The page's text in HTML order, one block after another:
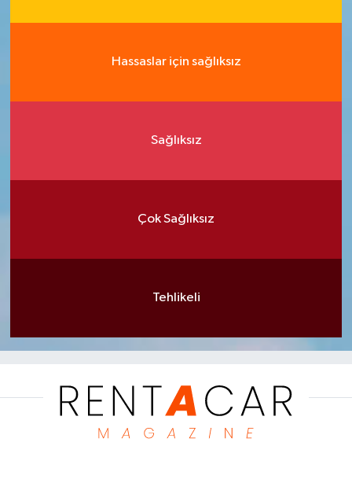
Hassaslar için sağlıksız
Sağlıksız
Çok Sağlıksız
Tehlikeli